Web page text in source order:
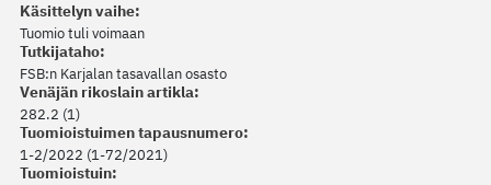
Käsittelyn vaihe:
Tuomio tuli voimaan
Tutkijataho:
FSB:n Karjalan tasavallan osasto
Venäjän rikoslain artikla:
282.2 (1)
Tuomioistuimen tapausnumero:
1-2/2022 (1-72/2021)
Tuomioistuin: